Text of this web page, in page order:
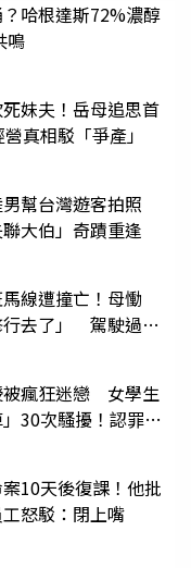
哈根達斯72%濃醇
鳴
妹夫！岳母追思首
真相駁「爭產」
幫台灣遊客拍照
大伯」奇蹟重逢
線遭撞亡！母慟
行去了」 駕駛過失
被瘋狂迷戀 女學生
30次騷擾！認罪免
10天後復課！他批
怒駁：閉上嘴